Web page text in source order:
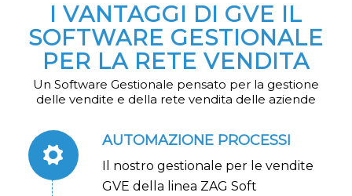
I VANTAGGI DI GVE IL
SOFTWARE GESTIONALE
PER LA RETE VENDITA
Un Software Gestionale pensato per la gestione
delle vendite e della rete vendita delle aziende
AUTOMAZIONE PROCESSI
Il nostro gestionale per le vendite
GVE della linea ZAG Soft